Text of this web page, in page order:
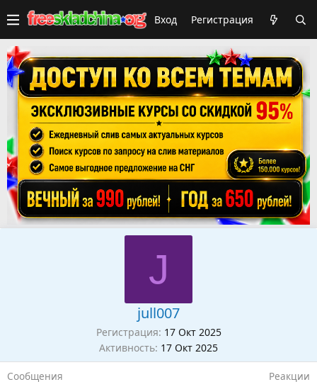
Вход Регистрация
J
jull007
Регистрация 17 Окт 2025
Активность 17 Окт 2025
Сообщения Реакции